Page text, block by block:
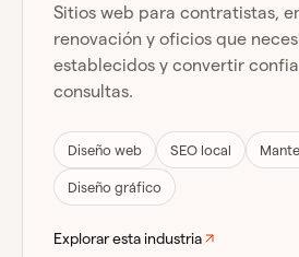
Sitios web para contratistas,
renovación y oficios que
establecidos y convertir
consultas.
Diseño web SEO local
Diseño gráfico
Explorar esta industria